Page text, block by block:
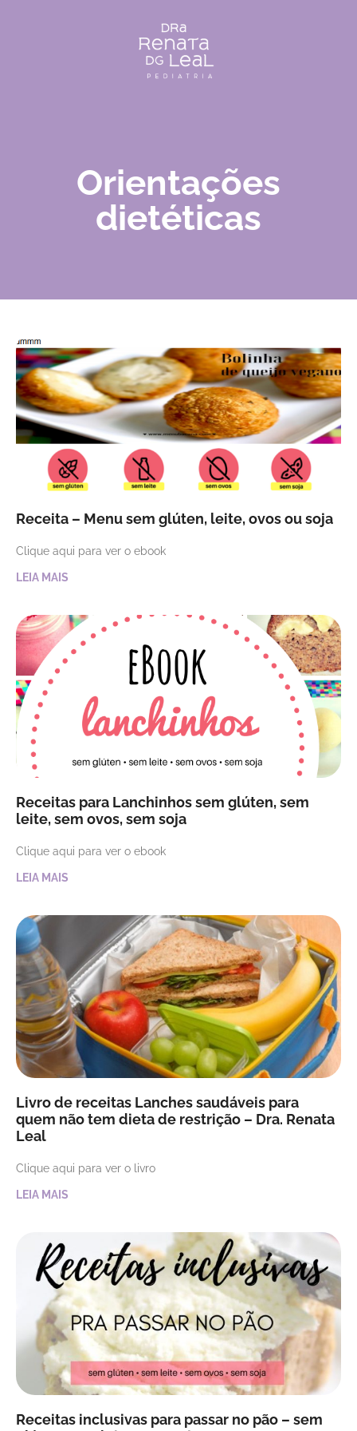
Orientações
dietéticas
Receita – Menu sem glúten, leite, ovos ou soja
Clique aqui para ver o ebook
LEIA MAIS
Receitas para Lanchinhos sem glúten, sem
leite, sem ovos, sem soja
Clique aqui para ver o ebook
LEIA MAIS
Livro de receitas Lanches saudáveis para
quem não tem dieta de restrição – Dra. Renata
Leal
Clique aqui para ver o livro
LEIA MAIS
Receitas inclusivas para passar no pão – sem